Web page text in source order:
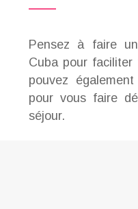
Pensez à faire
Cuba pour faciliter
pouvez
pour vous faire
séjour.